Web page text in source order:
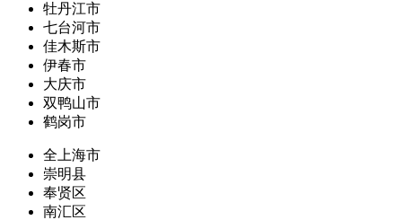
牡丹江市
七台河市
佳木斯市
伊春市
大庆市
双鸭山市
鹤岗市
全上海市
崇明县
奉贤区
南汇区